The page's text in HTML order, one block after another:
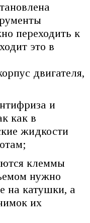
переходить к
это в
двигателя,
и
как в
жидкости
клеммы
нужно
на катушки, а
их